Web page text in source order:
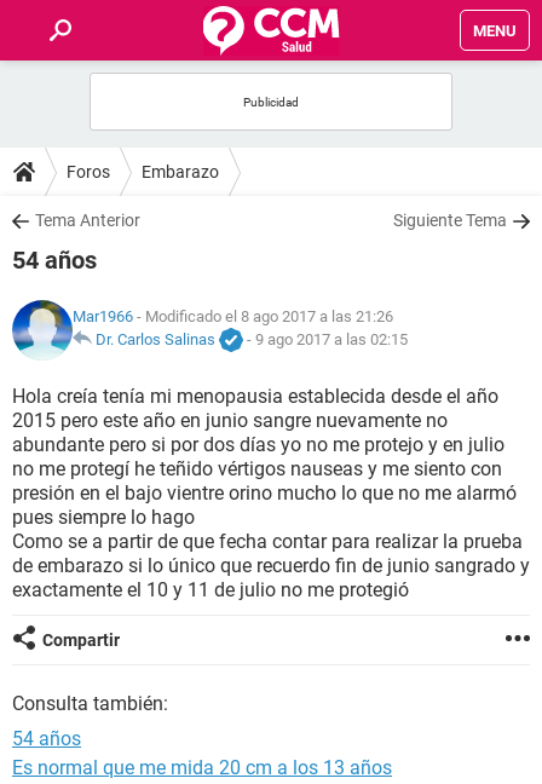
MENU
FOROS
SALUD
NUTRICIÓN
BIENESTAR
SEXUALIDAD
GLOSARIO
Foros Embarazo
Tema Anterior Siguiente Tema
54 años
Mar1966 - Modificado el 8 ago 2017 a las 21:26
Dr. Carlos Salinas
- 9 ago 2017 a las 02:15
Hola creía tenía mi menopausia establecida desde el año
2015 pero este año en junio sangre nuevamente no
abundante pero si por dos días yo no me protejo y en julio
no me protegí he teñido vértigos nauseas y me siento con
presión en el bajo vientre orino mucho lo que no me alarmó
pues siempre lo hago
Como se a partir de que fecha contar para realizar la prueba
de embarazo si lo único que recuerdo fin de junio sangrado y
exactamente el 10 y 11 de julio no me protegió
Compartir
Consulta también:
54 años
Es normal que me mida 20 cm a los 13 años